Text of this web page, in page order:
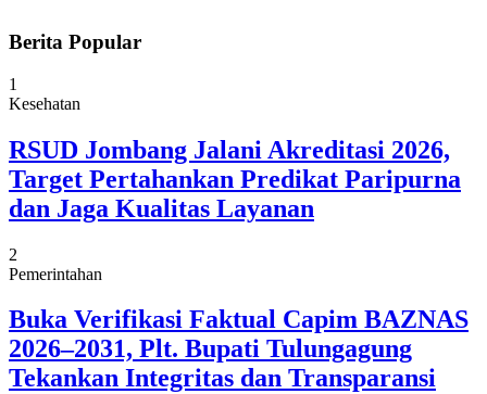
Berita Popular
1
Kesehatan
RSUD Jombang Jalani Akreditasi 2026,
Target Pertahankan Predikat Paripurna
dan Jaga Kualitas Layanan
2
Pemerintahan
Buka Verifikasi Faktual Capim BAZNAS
2026–2031, Plt. Bupati Tulungagung
Tekankan Integritas dan Transparansi